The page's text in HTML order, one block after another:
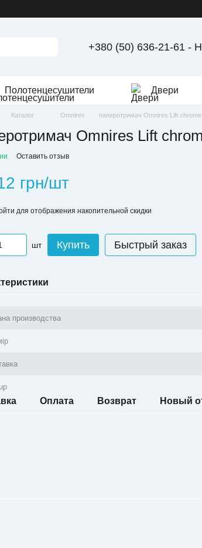
+380 (50) 636-21-61 -
Полотенцесушители Двери
Каталог Omnires паперотримач Omnires Lift
Omnires Lift
Оставить отзыв
грн/шт
для отображения накопительной скидки
шт Купить Быстрый заказ
производства
Оплата Возврат Новый